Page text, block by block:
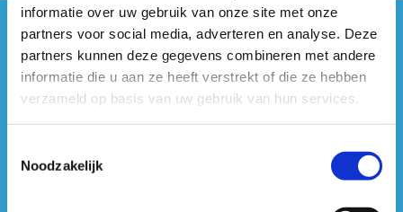
informatie over uw gebruik van onze site met onze
partners voor social media, adverteren en analyse. Deze
partners kunnen deze gegevens combineren met andere
informatie die u aan ze heeft verstrekt of die ze hebben
verzameld op basis van uw gebruik van hun services.
Noodzakelijk
#sportersbelevenmeer
ook op sociale media